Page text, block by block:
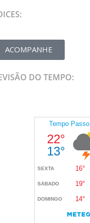
ACOMPANHE
DO TEMPO: